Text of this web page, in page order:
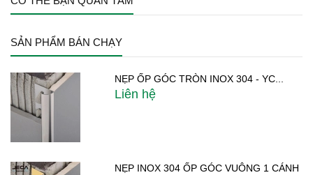
SẢN PHẨM BÁN CHẠY
NẸP ỐP GÓC TRÒN INOX 304 - YC...
Liên hệ
NẸP INOX 304 ỐP GÓC VUÔNG 1 CÁNH